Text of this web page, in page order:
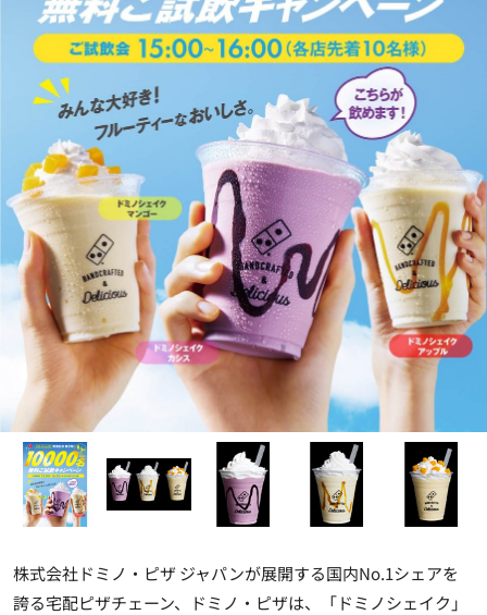
株式会社ドミノ・ピザ ジャパンが展開する国内No.1シェアを
誇る宅配ピザチェーン、ドミノ・ピザは、「ドミノシェイク」